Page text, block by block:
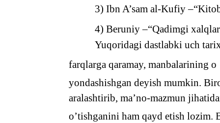
3) Ibn A’sam al-Kufiy
4) Beruniy –“Qadimgi
Yuqoridagi dastlabki uch
farqlarga qaramay, manbalarining o
yondashishgan deyish mumkin.
aralashtirib, ma’no-mazmun
o’tishganini ham qayd etish lozim.